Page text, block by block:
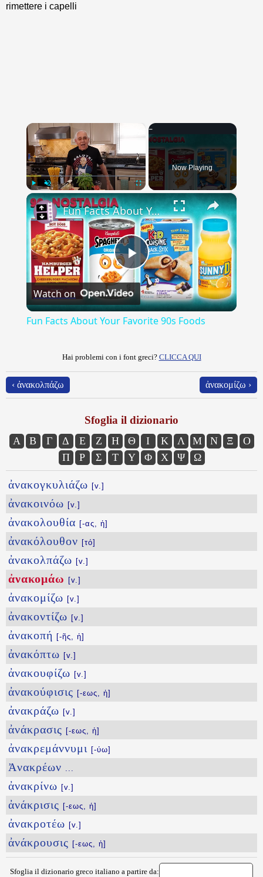
rimettere i capelli
Play Unmute
Now Playing
×
Play
Video
Fun Facts About Your Favorite 90s Foods
Watch on
Fun Facts About Your Favorite 90s Foods
Hai problemi con i font greci? CLICCA QUI
‹ ἀνακολπάζω ἀνακομίζω ›
Sfoglia il dizionario
Α Β Γ Δ Ε Ζ Η Θ Ι Κ Λ Μ Ν Ξ
Ο
Π
Ρ Σ Τ Υ Φ Χ Ψ Ω
ἀνακογκυλιάζω [v.]
ἀνακοινόω [v.]
ἀνακολουθία [-ας, ἡ]
ἀνακόλουθον [τό]
ἀνακολπάζω [v.]
ἀνακομάω [v.]
ἀνακομίζω [v.]
ἀνακοντίζω [v.]
ἀνακοπή [-ῆς, ἡ]
ἀνακόπτω [v.]
ἀνακουφίζω [v.]
ἀνακούφισις [-εως, ἡ]
ἀνακράζω [v.]
ἀνάκρασις [-εως, ἡ]
ἀνακρεμάννυμι [-ύω]
Ἀνακρέων ...
ἀνακρίνω [v.]
ἀνάκρισις [-εως, ἡ]
ἀνακροτέω [v.]
ἀνάκρουσις [-εως, ἡ]
Sfoglia il dizionario greco italiano a partire da: